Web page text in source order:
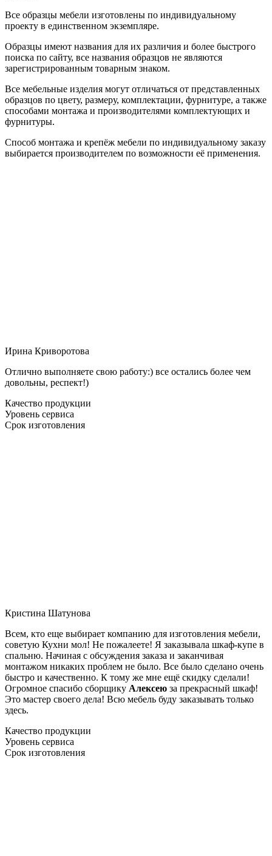
Все образцы мебели изготовлены по индивидуальному
проекту в единственном экземпляре.
Образцы имеют названия для их различия и более быстрого
поиска по сайту, все названия образцов не являются
зарегистрированным товарным знаком.
Все мебельные изделия могут отличаться от представленных
образцов по цвету, размеру, комплектации, фурнитуре, а также
способами монтажа и производителями комплектующих и
фурнитуры.
Способ монтажа и крепёж мебели по индивидуальному заказу
выбирается производителем по возможности её применения.
Ирина Криворотова
Отлично выполняете свою работу:) все остались более чем
довольны, респект!)
Качество продукции
Уровень сервиса
Срок изготовления
Кристина Шатунова
Всем, кто еще выбирает компанию для изготовления мебели,
советую Кухни мол! Не пожалеете! Я заказывала шкаф-купе в
спальню. Начиная с обсуждения заказа и заканчивая
монтажом никаких проблем не было. Все было сделано очень
быстро и качественно. К тому же мне ещё скидку сделали!
Огромное спасибо сборщику Алексею за прекрасный шкаф!
Это мастер своего дела! Всю мебель буду заказывать только
здесь.
Качество продукции
Уровень сервиса
Срок изготовления